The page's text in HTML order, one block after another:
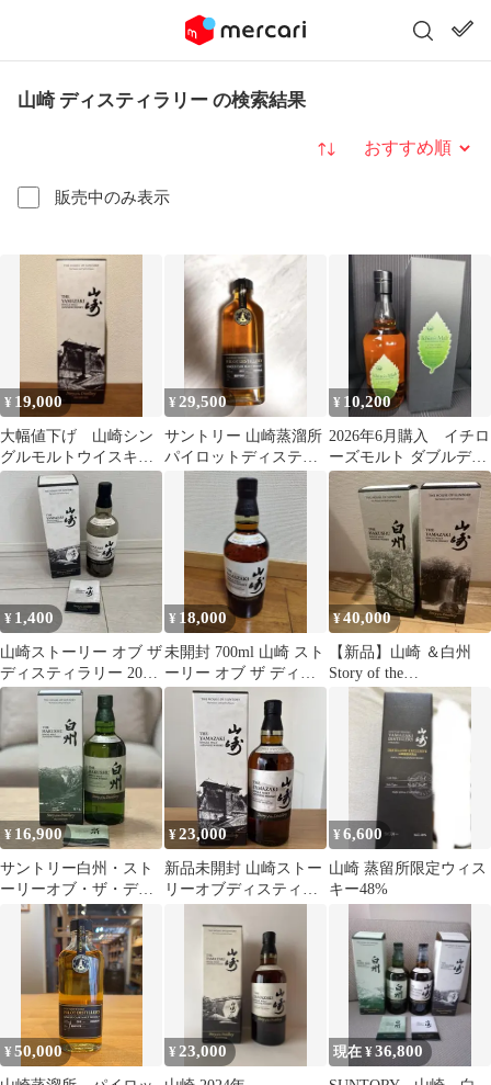
山崎 ディスティラリー の検索結果
販売中のみ表示
並び替え
¥ 19,000
大幅値下げ 山崎シン
グルモルトウイスキー
2025
¥ 29,500
サントリー 山崎蒸溜所
パイロットディスティ
¥ 10,200
2026年6月購入 イチロ
ーズモルト ダブルディ
スティラリーズ 山崎 白
州 響
¥ 1,400
山崎ストーリー オブ ザ
ディスティラリー 2024
空瓶 空箱
¥ 18,000
未開封 700ml 山崎 スト
ーリー オブ ザ ディス
ティラリー エディショ
¥40,000
【新品】山崎 ＆白州
Story of the
Distillery2026
¥ 16,900
サントリー白州・スト
ーリーオブ・ザ・ディ
スティラリー2025 1本
未開栓・箱付
¥23,000
新品未開封 山崎ストー
リーオブディスティラ
¥6,600
山崎 蒸留所限定ウィス
キー48%
¥50,000 ¥ 23,000 現在 ¥36,800